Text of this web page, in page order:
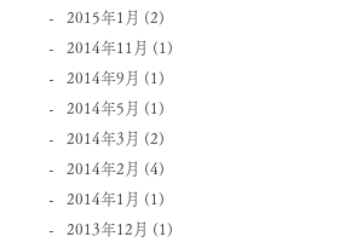
2015年1月 (2)
2014年11月 (1)
2014年9月 (1)
2014年5月 (1)
2014年3月 (2)
2014年2月 (4)
2014年1月 (1)
2013年12月 (1)